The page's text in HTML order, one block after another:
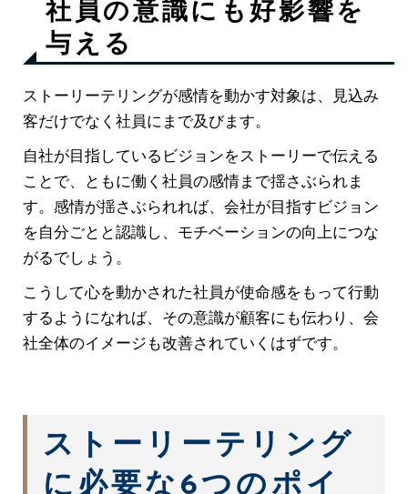
社員の意識にも好影響を
与える
ストーリーテリングが感情を動かす対象は、見込み
客だけでなく社員にまで及びます。
自社が目指しているビジョンをストーリーで伝える
ことで、ともに働く社員の感情まで揺さぶられま
す。感情が揺さぶられれば、会社が目指すビジョン
を自分ごとと認識し、モチベーションの向上につな
がるでしょう。
こうして心を動かされた社員が使命感をもって行動
するようになれば、その意識が顧客にも伝わり、会
社全体のイメージも改善されていくはずです。
ストーリーテリング
に必要な6つのポイ